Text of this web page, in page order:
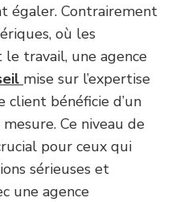
égaler. Contrairement
où les
travail, une agence
mise sur l’expertise
client bénéficie d’un
Ce niveau de
pour ceux qui
sérieuses et
une agence